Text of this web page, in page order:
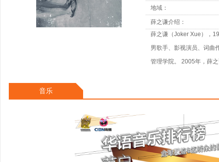
地域：
薛之谦介绍：
薛之谦（Joker Xue），
男歌手、影视演员、词曲
管理学院。 2005年，薛
举行个人首场演唱会“谦
音乐